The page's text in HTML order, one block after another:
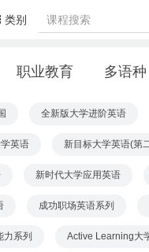
类别
职业教育 多语种
全新版大学进阶英语
英语 新目标大学英语(第
新时代大学应用英语
成功职场英语系列
力系列 Active Learning大